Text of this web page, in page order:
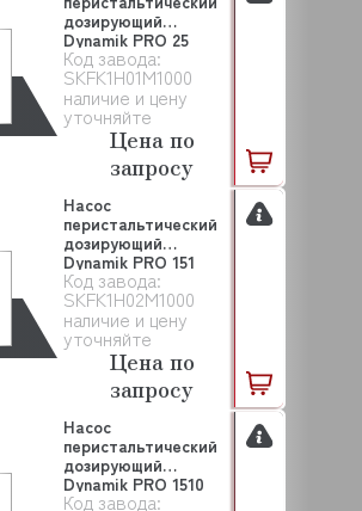
Код завода:
SKFK1H01M1000
наличие и цену
уточняйте
дозирующий
Dynamik PRO 25
SEKO (SKFK1H01M...
Цена по
запросу
Код завода:
SKFK1H02M1000
наличие и цену
уточняйте
Насос
перистальтический
дозирующий
Dynamik PRO 151
SEKO (SKFK1H02...
Цена по
запросу
Код завода:
Насос
перистальтический
дозирующий
Dynamik PRO 1510
SEKO (SKFK1H0...